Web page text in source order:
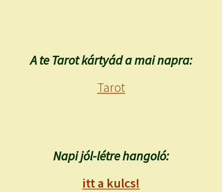
A te Tarot kártyád a mai napra:
Tarot
Napi jól-létre hangoló:
itt a kulcs!